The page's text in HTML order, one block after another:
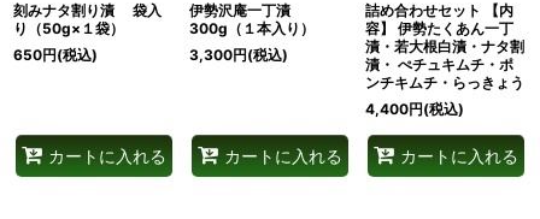
刻みナタ割り漬 袋入
り（50g×１袋）
650円(税込)
カートに入れる
伊勢沢庵一丁漬
300g（１本入り）
3,300円(税込)
カートに入れる
詰め合わせセット 【内
容】 伊勢たくあん一丁
漬・若大根白漬・ナタ割
漬・ ぺチュキムチ・ポ
ンチキムチ・らっきょう
4,400円(税込)
カートに入れる